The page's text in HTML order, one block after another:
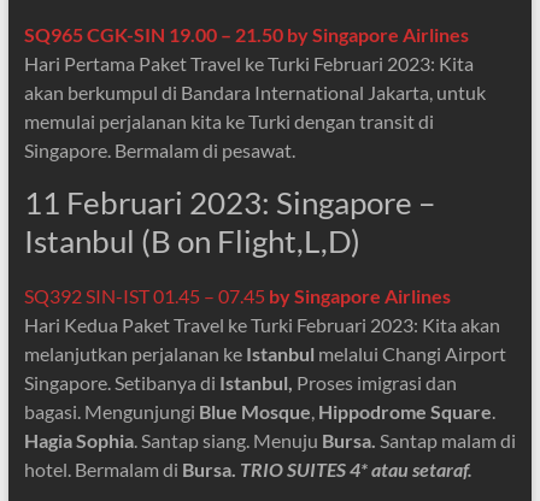
SQ965 CGK-SIN 19.00 – 21.50 by Singapore Airlines
Hari Pertama Paket Travel ke Turki Februari 2023: Kita
akan berkumpul di Bandara International Jakarta, untuk
memulai perjalanan kita ke Turki dengan transit di
Singapore. Bermalam di pesawat.
11 Februari 2023: Singapore –
Istanbul (B on Flight,L,D)
SQ392 SIN-IST 01.45 – 07.45 by Singapore Airlines
Hari Kedua Paket Travel ke Turki Februari 2023: Kita akan
melanjutkan perjalanan ke Istanbul melalui Changi Airport
Singapore. Setibanya di Istanbul, Proses imigrasi dan
bagasi. Mengunjungi Blue Mosque, Hippodrome Square.
Hagia Sophia.Santap siang. Menuju Bursa. Santap malam di
hotel. Bermalam di Bursa. TRIO SUITES 4* atau setaraf.